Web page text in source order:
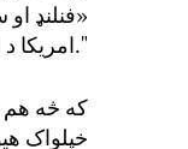
«فنلنډ
امریکا د امنیت بنسټ دی."
که څه هم
خپلواک